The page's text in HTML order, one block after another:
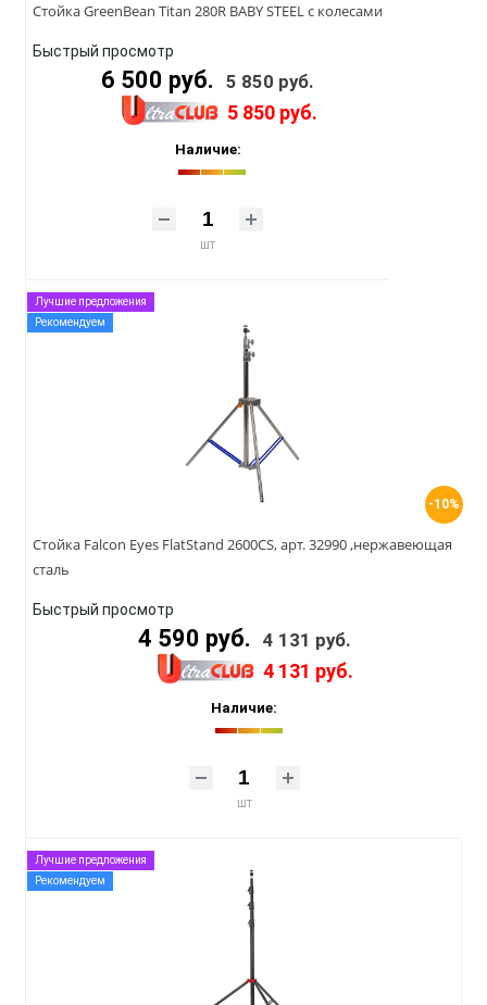
Стойка GreenBean Titan 280R BABY STEEL с колесами
Быстрый просмотр
6 500 руб. 5 850 руб.
5 850 руб.
Наличие:
шт
-10%
Лучшие предложения
Рекомендуем
Стойка Falcon Eyes FlatStand 2600CS, арт. 32990 ,нержавеющая
сталь
Быстрый просмотр
4 590 руб. 4 131 руб.
4 131 руб.
Наличие:
шт
Лучшие предложения
Рекомендуем